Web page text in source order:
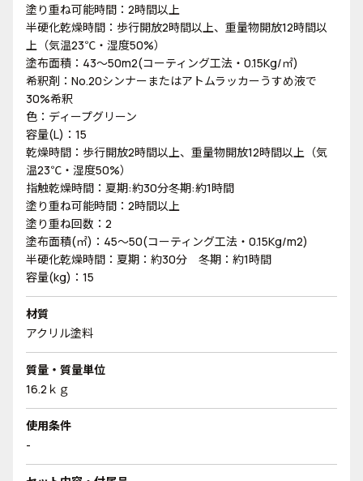
塗り重ね可能時間：2時間以上
半硬化乾燥時間：歩行開放2時間以上、重量物開放12時間以
上（気温23℃・湿度50%）
塗布面積：43～50m2(コーティング工法・0.15Kg/㎡)
希釈剤：No.20シンナーまたはアトムラッカーうすめ液で
30%希釈
色：ディープグリーン
容量(L)：15
乾燥時間：歩行開放2時間以上、重量物開放12時間以上（気
温23℃・湿度50%）
指触乾燥時間：夏期:約30分冬期:約1時間
塗り重ね可能時間：2時間以上
塗り重ね回数：2
塗布面積(㎡)：45～50(コーティング工法・0.15Kg/m2)
半硬化乾燥時間：夏期：約30分 冬期：約1時間
容量(kg)：15
材質
アクリル塗料
質量・質量単位
16.2ｋｇ
使用条件
-